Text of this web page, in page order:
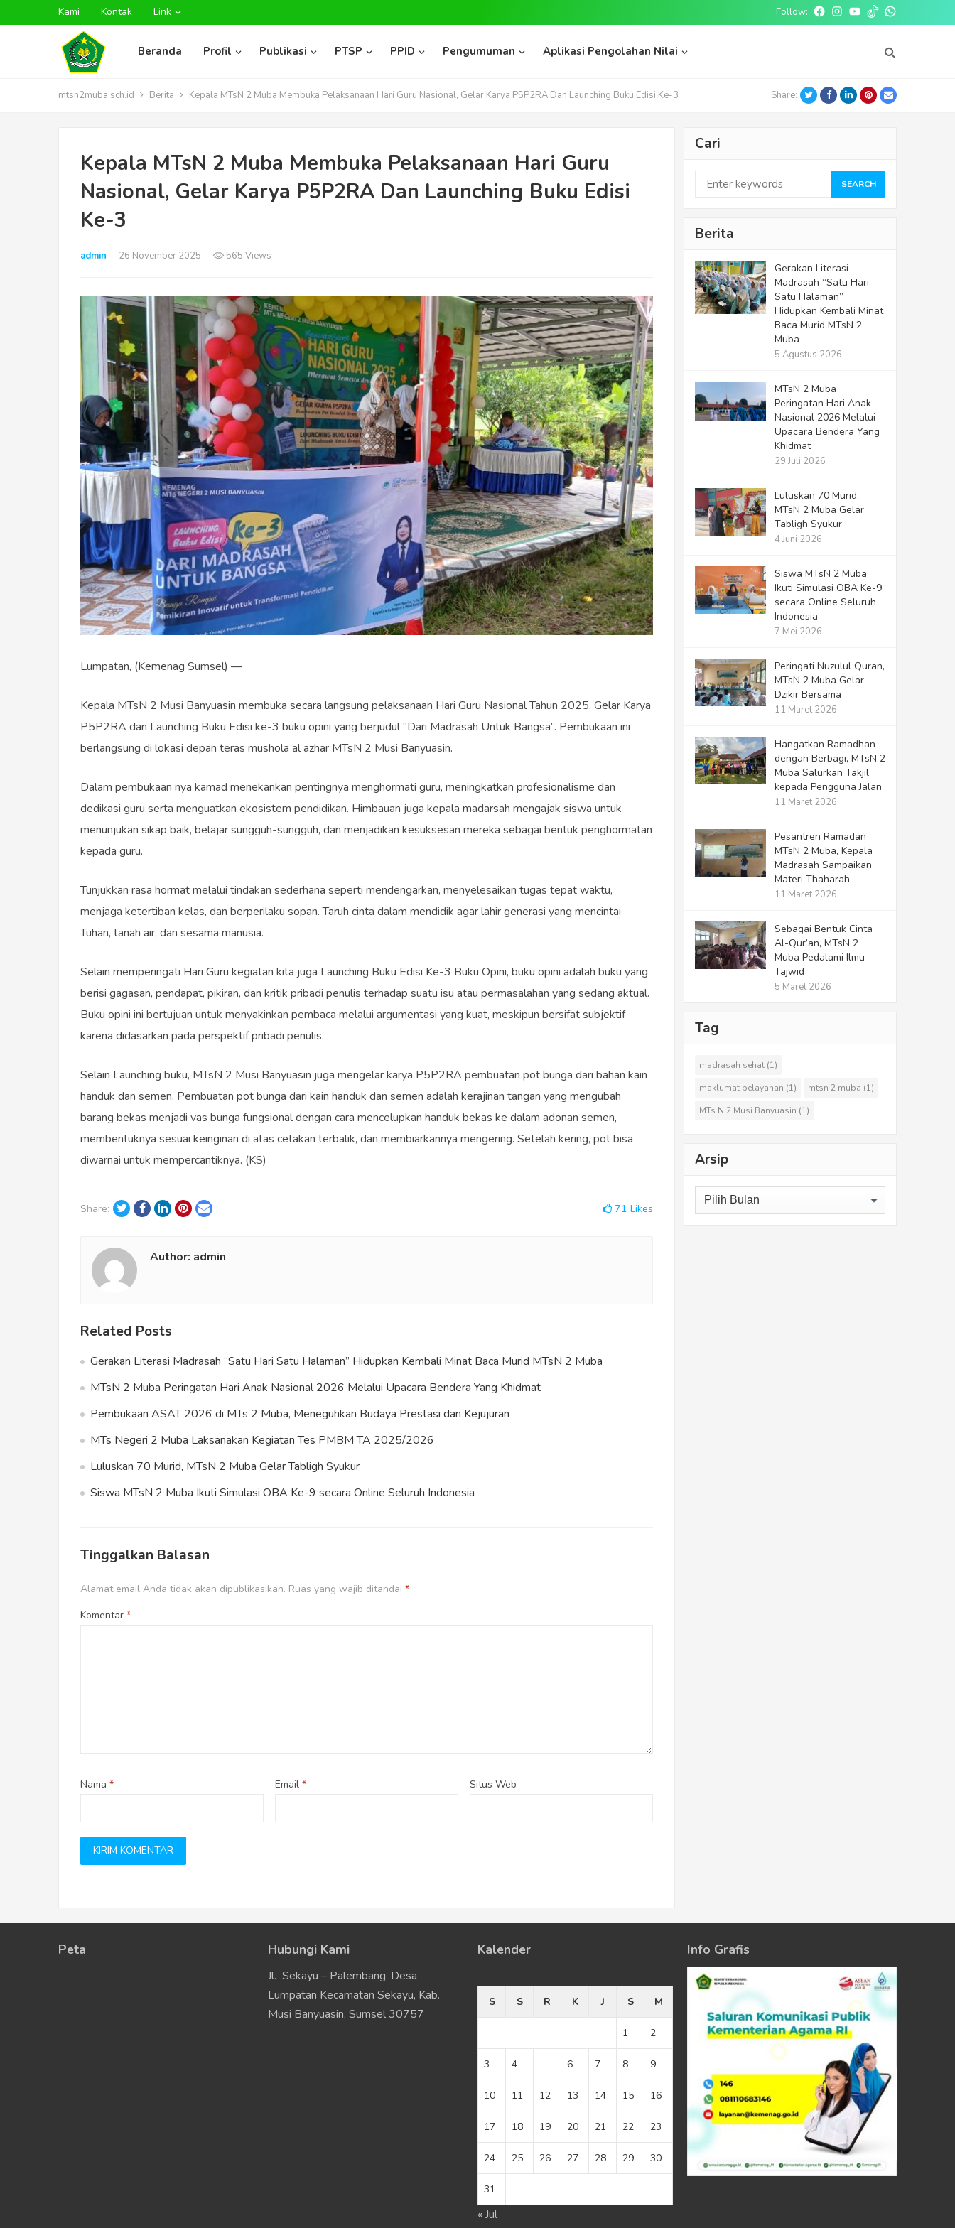
Kami Kontak Link Follow: FacebookInstagram
Youtube
tiktokwhatsapp
Beranda Profil Publikasi PTSP PPID Pengumuman Aplikasi Pengolahan Nilai
mtsn2muba.sch.id Berita Kepala MTsN 2 Muba Membuka Pelaksanaan Hari Guru Nasional, Gelar Karya P5P2RA Dan Launching Buku Edisi Ke-3 Share: TwitterFacebookLinkedInPinterest
Email
Kepala MTsN 2 Muba Membuka Pelaksanaan Hari Guru
Nasional, Gelar Karya P5P2RA Dan Launching Buku Edisi
Ke-3
admin 26 November 2025 565 Views
Lumpatan, (Kemenag Sumsel) —
Kepala MTsN 2 Musi Banyuasin membuka secara langsung pelaksanaan Hari Guru Nasional Tahun 2025, Gelar Karya
P5P2RA dan Launching Buku Edisi ke-3 buku opini yang berjudul “Dari Madrasah Untuk Bangsa”. Pembukaan ini
berlangsung di lokasi depan teras mushola al azhar MTsN 2 Musi Banyuasin.
Dalam pembukaan nya kamad menekankan pentingnya menghormati guru, meningkatkan profesionalisme dan
dedikasi guru serta menguatkan ekosistem pendidikan. Himbauan juga kepala madarsah mengajak siswa untuk
menunjukan sikap baik, belajar sungguh-sungguh, dan menjadikan kesuksesan mereka sebagai bentuk penghormatan
kepada guru.
Tunjukkan rasa hormat melalui tindakan sederhana seperti mendengarkan, menyelesaikan tugas tepat waktu,
menjaga ketertiban kelas, dan berperilaku sopan. Taruh cinta dalam mendidik agar lahir generasi yang mencintai
Tuhan, tanah air, dan sesama manusia.
Selain memperingati Hari Guru kegiatan kita juga Launching Buku Edisi Ke-3 Buku Opini, buku opini adalah buku yang
berisi gagasan, pendapat, pikiran, dan kritik pribadi penulis terhadap suatu isu atau permasalahan yang sedang aktual.
Buku opini ini bertujuan untuk menyakinkan pembaca melalui argumentasi yang kuat, meskipun bersifat subjektif
karena didasarkan pada perspektif pribadi penulis.
Selain Launching buku, MTsN 2 Musi Banyuasin juga mengelar karya P5P2RA pembuatan pot bunga dari bahan kain
handuk dan semen, Pembuatan pot bunga dari kain handuk dan semen adalah kerajinan tangan yang mengubah
barang bekas menjadi vas bunga fungsional dengan cara mencelupkan handuk bekas ke dalam adonan semen,
membentuknya sesuai keinginan di atas cetakan terbalik, dan membiarkannya mengering. Setelah kering, pot bisa
diwarnai untuk mempercantiknya. (KS)
Share: TwitterFacebook
LinkedInPinterest
Email 71 Likes
Author: admin
Related Posts
Gerakan Literasi Madrasah “Satu Hari Satu Halaman” Hidupkan Kembali Minat Baca Murid MTsN 2 Muba
MTsN 2 Muba Peringatan Hari Anak Nasional 2026 Melalui Upacara Bendera Yang Khidmat
Pembukaan ASAT 2026 di MTs 2 Muba, Meneguhkan Budaya Prestasi dan Kejujuran
MTs Negeri 2 Muba Laksanakan Kegiatan Tes PMBM TA 2025/2026
Luluskan 70 Murid, MTsN 2 Muba Gelar Tabligh Syukur
Siswa MTsN 2 Muba Ikuti Simulasi OBA Ke-9 secara Online Seluruh Indonesia
Tinggalkan Balasan
Alamat email Anda tidak akan dipublikasikan. Ruas yang wajib ditandai *
Komentar *
Nama * Email* Situs Web
Cari
SEARCH
Berita
Gerakan Literasi
Madrasah “Satu Hari
Satu Halaman”
Hidupkan Kembali Minat
Baca Murid MTsN 2
Muba
5 Agustus 2026
MTsN 2 Muba
Peringatan Hari Anak
Nasional 2026 Melalui
Upacara Bendera Yang
Khidmat
29 Juli 2026
Luluskan 70 Murid,
MTsN 2 Muba Gelar
Tabligh Syukur
4 Juni 2026
Siswa MTsN 2 Muba
Ikuti Simulasi OBA Ke-9
secara Online Seluruh
Indonesia
7 Mei 2026
Peringati Nuzulul Quran,
MTsN 2 Muba Gelar
Dzikir Bersama
11 Maret 2026
Hangatkan Ramadhan
dengan Berbagi, MTsN 2
Muba Salurkan Takjil
kepada Pengguna Jalan
11 Maret 2026
Pesantren Ramadan
MTsN 2 Muba, Kepala
Madrasah Sampaikan
Materi Thaharah
11 Maret 2026
Sebagai Bentuk Cinta
Al-Qur’an, MTsN 2
Muba Pedalami Ilmu
Tajwid
5 Maret 2026
Tag
madrasah sehat (1)
maklumat pelayanan (1) mtsn 2 muba (1)
MTs N 2 Musi Banyuasin (1)
Arsip
Arsip
Peta Hubungi Kami
Jl. Sekayu – Palembang, Desa
Lumpatan Kecamatan Sekayu, Kab.
Musi Banyuasin, Sumsel 30757
Kalender
S
S R K J S M
1 2
3 4 6 7 8 9
10 11 12 13 14 15 16
17 18 19 20 21 22 23
24 25 26 27 28 29 30
31
« Jul
Info Grafis